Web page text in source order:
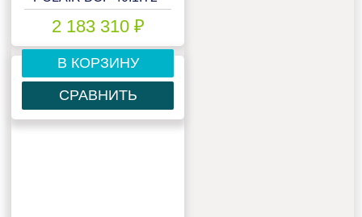
2 183 310 ₽
В КОРЗИНУ
СРАВНИТЬ